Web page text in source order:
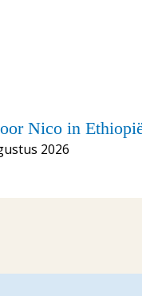
Nico in
2026